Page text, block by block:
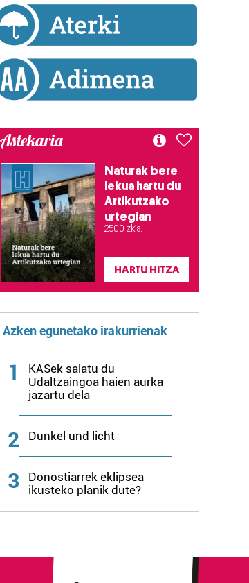
Astekaria
Naturak bere
lekua hartu du
Artikutzako
urtegian
2.500 zkia.
HARTU HITZA
Azken egunetako irakurrienak
1
KASek salatu du
Udaltzaingoa haien aurka
jazartu dela
2 Dunkel und licht
3
Donostiarrek eklipsea
ikusteko planik dute?